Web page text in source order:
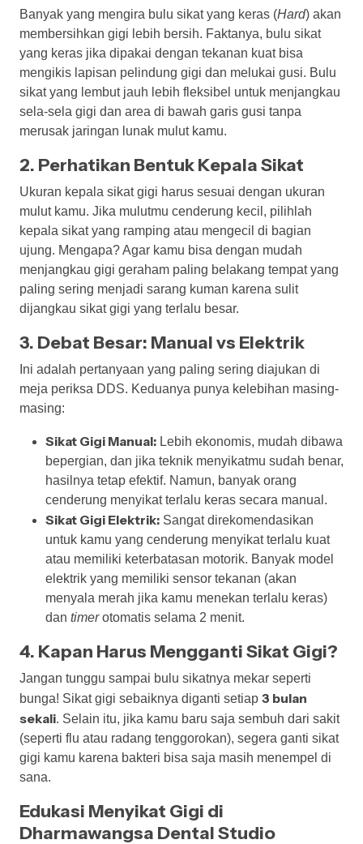
Banyak yang mengira bulu sikat yang keras (Hard) akan
membersihkan gigi lebih bersih. Faktanya, bulu sikat
yang keras jika dipakai dengan tekanan kuat bisa
mengikis lapisan pelindung gigi dan melukai gusi. Bulu
sikat yang lembut jauh lebih fleksibel untuk menjangkau
sela-sela gigi dan area di bawah garis gusi tanpa
merusak jaringan lunak mulut kamu.
2. Perhatikan Bentuk Kepala Sikat
Ukuran kepala sikat gigi harus sesuai dengan ukuran
mulut kamu. Jika mulutmu cenderung kecil, pilihlah
kepala sikat yang ramping atau mengecil di bagian
ujung. Mengapa? Agar kamu bisa dengan mudah
menjangkau gigi geraham paling belakang tempat yang
paling sering menjadi sarang kuman karena sulit
dijangkau sikat gigi yang terlalu besar.
3. Debat Besar: Manual vs Elektrik
Ini adalah pertanyaan yang paling sering diajukan di
meja periksa DDS. Keduanya punya kelebihan masing-
masing:
Sikat Gigi Manual: Lebih ekonomis, mudah dibawa
bepergian, dan jika teknik menyikatmu sudah benar,
hasilnya tetap efektif. Namun, banyak orang
cenderung menyikat terlalu keras secara manual.
Sikat Gigi Elektrik: Sangat direkomendasikan
untuk kamu yang cenderung menyikat terlalu kuat
atau memiliki keterbatasan motorik. Banyak model
elektrik yang memiliki sensor tekanan (akan
menyala merah jika kamu menekan terlalu keras)
dan timerotomatis selama 2 menit.
4. Kapan Harus Mengganti Sikat Gigi?
Jangan tunggu sampai bulu sikatnya mekar seperti
bunga! Sikat gigi sebaiknya diganti setiap 3 bulan
sekali. Selain itu, jika kamu baru saja sembuh dari sakit
(seperti flu atau radang tenggorokan), segera ganti sikat
gigi kamu karena bakteri bisa saja masih menempel di
sana.
Edukasi Menyikat Gigi di
Dharmawangsa Dental Studio